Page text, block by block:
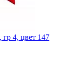
гр 4, цвет 147